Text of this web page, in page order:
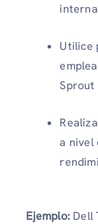
Utilice
Sprout
a nivel
Ejemplo: Dell